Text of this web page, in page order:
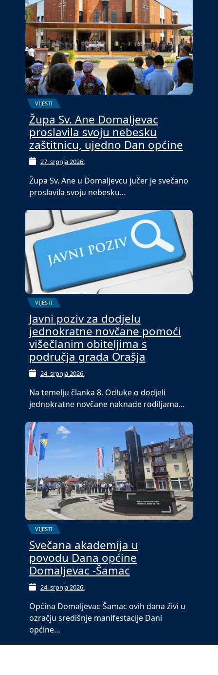
VIJESTI
Župa Sv. Ane Domaljevac
proslavila svoju nebesku
zaštitnicu, ujedno Dan općine
27. srpnja 2026.
Župa Sv. Ane u Domaljevcu jučer je svečano
proslavila svoju nebesku…
VIJESTI
Javni poziv za dodjelu
jednokratne novčane pomoći
višečlanim obiteljima s
područja grada Orašja
24. srpnja 2026.
Na temelju članka 8. Odluke o dodjeli
jednokratne novčane naknade rodiljama…
VIJESTI
Svečana akademija u
povodu Dana općine
Domaljevac -Šamac
24. srpnja 2026.
Općina Domaljevac-Šamac ovih dana živi u
ozračju središnje manifestacije Dani
općine…